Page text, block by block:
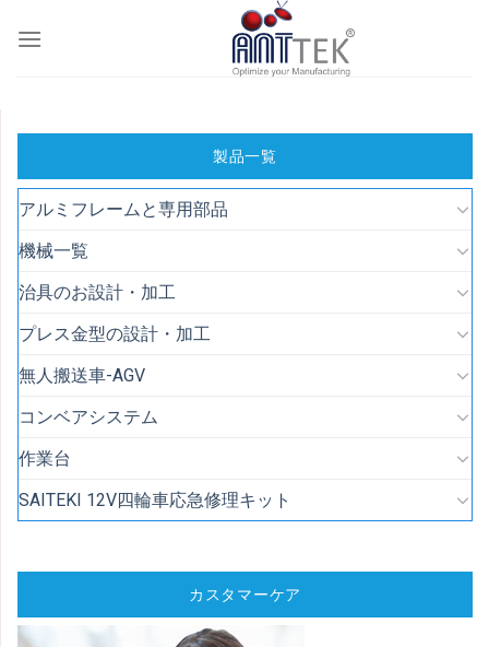
製品一覧
アルミフレームと専用部品
機械一覧
治具のお設計・加工
プレス金型の設計・加工
無人搬送車-AGV
コンベアシステム
作業台
SAITEKI 12V四輪車応急修理キット
カスタマーケア